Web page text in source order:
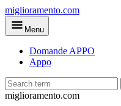
Skip
to
main
miglioramento.com
Menu
Domande APPO
Appo
miglioramento.com